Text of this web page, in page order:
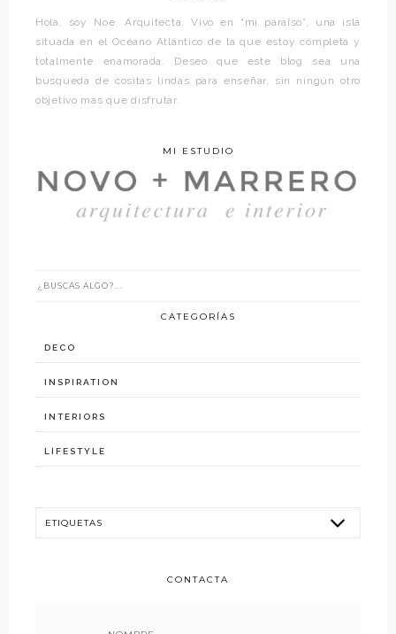
Hola, soy Noe. Arquitecta. Vivo en “mi paraíso”, una isla
situada en el Océano Atlántico de la que estoy completa y
totalmente enamorada. Deseo que este blog sea una
búsqueda de cositas lindas para enseñar, sin ningún otro
objetivo más que disfrutar.
MI ESTUDIO
CATEGORÍAS
DECO
INSPIRATION
INTERIORS
LIFESTYLE
CONTACTA